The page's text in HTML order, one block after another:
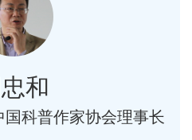
和
科普作家协会理事长